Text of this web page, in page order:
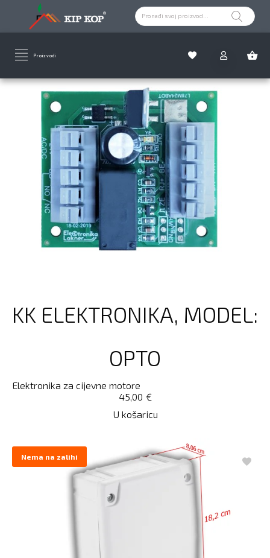
Proizvodi
KK ELEKTRONIKA, MODEL:
OPTO
Elektronika za cijevne motore
€
45,00
U košaricu
Nema na zalihi